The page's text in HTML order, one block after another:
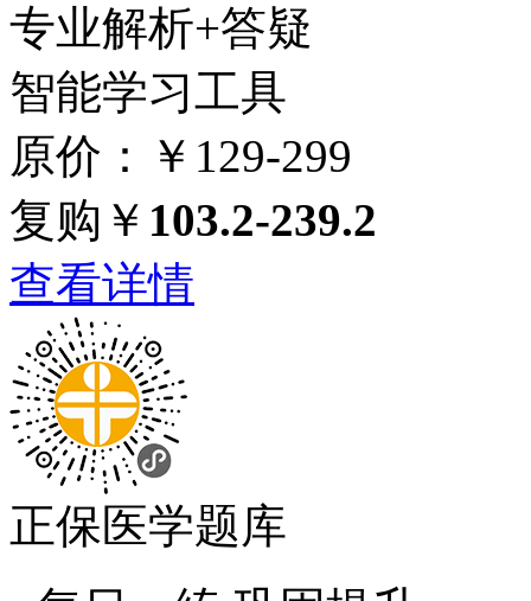
专业解析+答疑
智能学习工具
原价：￥129-299
复购￥ 103.2-239.2
查看详情
正保医学题库